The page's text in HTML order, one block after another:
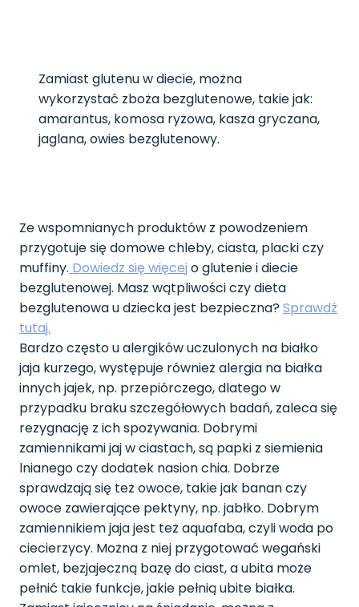
Zamiast glutenu w diecie, można
wykorzystać zboża bezglutenowe, takie jak:
amarantus, komosa ryżowa, kasza gryczana,
jaglana, owies bezglutenowy.
Ze wspomnianych produktów z powodzeniem
przygotuje się domowe chleby, ciasta, placki czy
muffiny. Dowiedz się więcej o glutenie i diecie
bezglutenowej. Masz wątpliwości czy dieta
bezglutenowa u dziecka jest bezpieczna? Sprawdź
tutaj.
Bardzo często u alergików uczulonych na białko
jaja kurzego, występuje również alergia na białka
innych jajek, np. przepiórczego, dlatego w
przypadku braku szczegółowych badań, zaleca się
rezygnację z ich spożywania. Dobrymi
zamiennikami jaj w ciastach, są papki z siemienia
lnianego czy dodatek nasion chia. Dobrze
sprawdzają się też owoce, takie jak banan czy
owoce zawierające pektyny, np. jabłko. Dobrym
zamiennikiem jaja jest też aquafaba, czyli woda po
ciecierzycy. Można z niej przygotować wegański
omlet, bezjajeczną bazę do ciast, a ubita może
pełnić takie funkcje, jakie pełnią ubite białka.